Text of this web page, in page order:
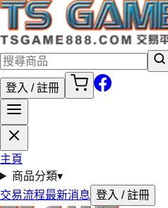
登入 / 註冊
主頁
商品分類▾
交易流程最新消息 登入 / 註冊